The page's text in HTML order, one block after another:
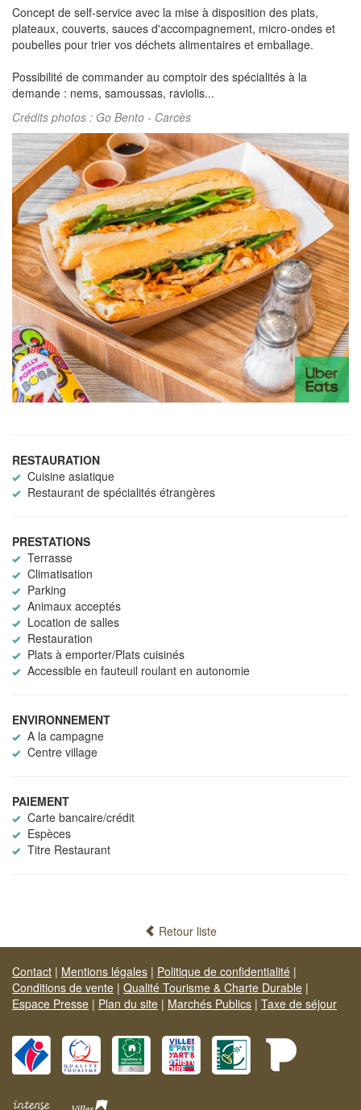
Concept de self-service avec la mise à disposition des plats,
plateaux, couverts, sauces d'accompagnement, micro-ondes et
poubelles pour trier vos déchets alimentaires et emballage.
Possibilité de commander au comptoir des spécialités à la
demande : nems, samoussas, raviolis...
Crédits photos : Go Bento - Carcès
RESTAURATION
Cuisine asiatique
Restaurant de spécialités étrangères
PRESTATIONS
Terrasse
Climatisation
Parking
Animaux acceptés
Location de salles
Restauration
Plats à emporter/Plats cuisinés
Accessible en fauteuil roulant en autonomie
ENVIRONNEMENT
A la campagne
Centre village
PAIEMENT
Carte bancaire/crédit
Espèces
Titre Restaurant
Retour liste
Contact | Mentions légales | Politique de confidentialité |
Conditions de vente | Qualité Tourisme & Charte Durable |
Espace Presse | Plan du site | Marchés Publics | Taxe de séjour